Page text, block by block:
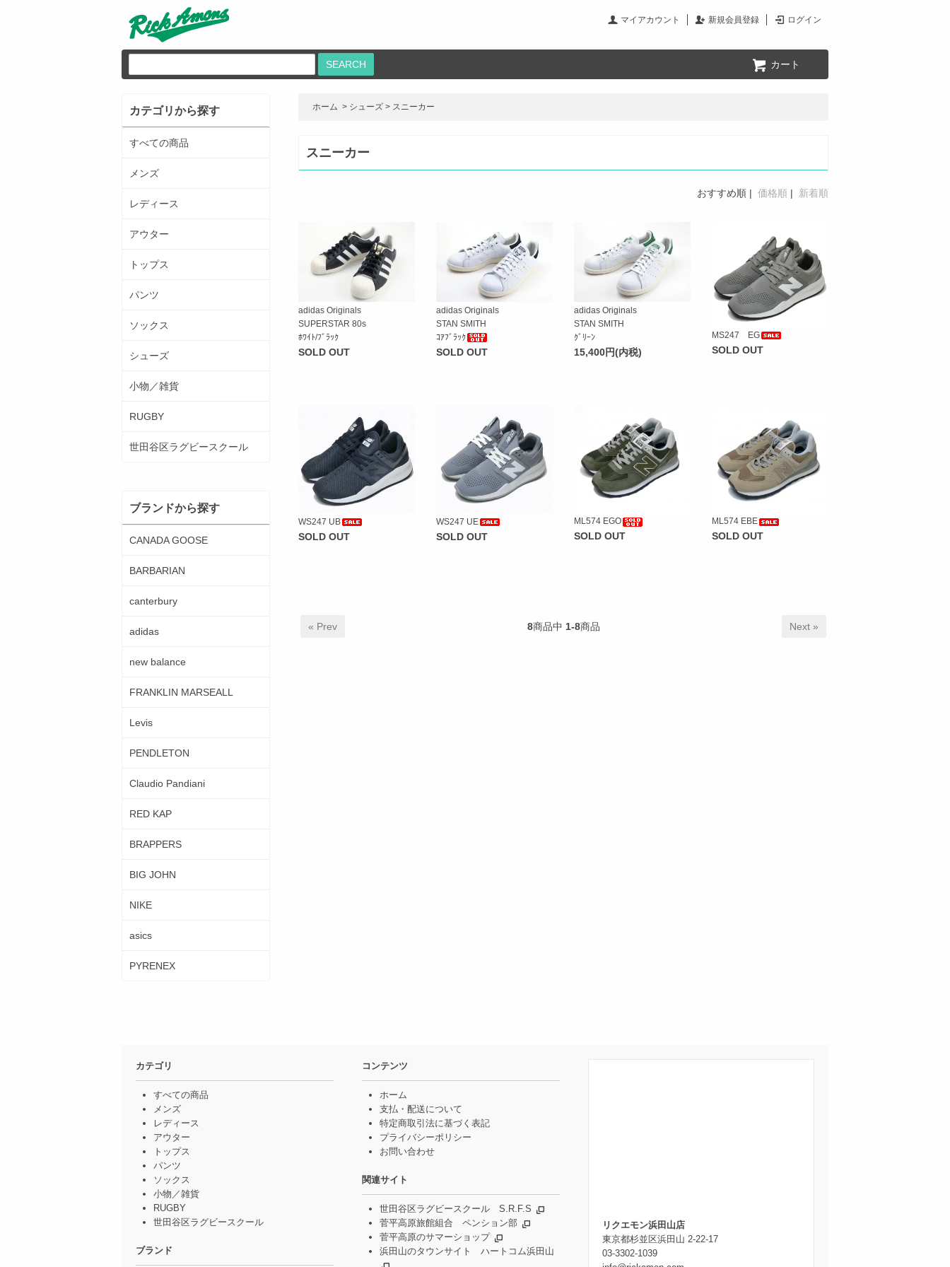
マイアカウント 新規会員登録 ログイン
SEARCH カート
ホーム > シューズ > スニーカー
スニーカー
おすすめ順 | 価格順 | 新着順
adidas Originals
SUPERSTAR 80s
ﾎﾜｲﾄ/ﾌﾞﾗｯｸ
SOLD OUT
adidas Originals
STAN SMITH
ｺｱﾌﾞﾗｯｸ
SOLD OUT
adidas Originals
STAN SMITH
ｸﾞﾘｰﾝ
15,400円(内税)
MS247 EG
SOLD OUT
WS247 UB
SOLD OUT
WS247 UE
SOLD OUT
ML574 EGO
SOLD OUT
ML574 EBE
SOLD OUT
« Prev Next »
8商品中 1-8商品
カテゴリから探す
すべての商品
メンズ
レディース
アウター
トップス
パンツ
ソックス
シューズ
小物／雑貨
RUGBY
世田谷区ラグビースクール
ブランドから探す
CANADA GOOSE
BARBARIAN
canterbury
adidas
new balance
FRANKLIN MARSEALL
Levis
PENDLETON
Claudio Pandiani
RED KAP
BRAPPERS
BIG JOHN
NIKE
asics
PYRENEX
カテゴリ
すべての商品
メンズ
レディース
アウター
トップス
パンツ
ソックス
小物／雑貨
RUGBY
世田谷区ラグビースクール
ブランド
コンテンツ
ホーム
支払・配送について
特定商取引法に基づく表記
プライバシーポリシー
お問い合わせ
関連サイト
世田谷区ラグビースクール S.R.F.S
菅平高原旅館組合 ペンション部
菅平高原のサマーショップ
浜田山のタウンサイト ハートコム浜田山
リクエモン浜田山店
東京都杉並区浜田山 2-22-17
03-3302-1039